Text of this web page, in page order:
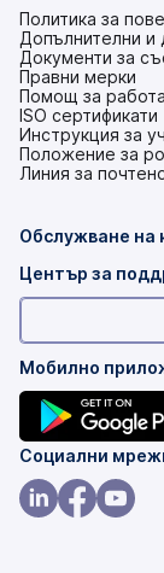
Политика за
Допълнителни и
Документи за
Правни мерки
Помощ за работа
ISO сертификати
Инструкция за
(това
е
раздел)
Положение за
(това
нов
раздел)
Линия за
Обслужване на
Център за
Мобилно
(това
е
в
Социални